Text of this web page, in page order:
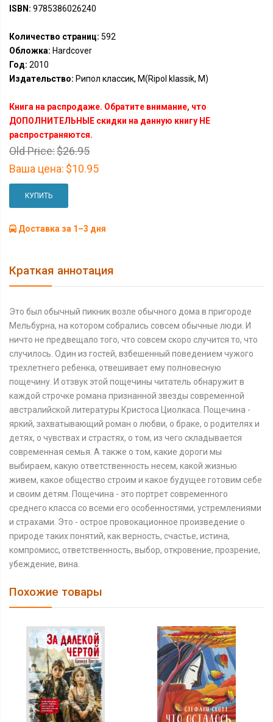
ISBN: 9785386026240
Количество страниц: 592
Обложка: Hardcover
Год: 2010
Издательство: Рипол классик, М(Ripol klassik, M)
Книга на распродаже. Обратите внимание, что
ДОПОЛНИТЕЛЬНЫЕ скидки на данную книгу НЕ
распространяются.
Old Price:$26.95
Ваша цена: $10.95
КУПИТЬ
Доставка за 1–3 дня
Краткая аннотация
Это был обычный пикник возле обычного дома в пригороде
Мельбурна, на котором собрались совсем обычные люди. И
ничто не предвещало того, что совсем скоро случится то, что
случилось. Один из гостей, взбешенный поведением чужого
трехлетнего ребенка, отвешивает ему полновесную
пощечину. И отзвук этой пощечины читатель обнаружит в
каждой строчке романа признанной звезды современной
австралийской литературы Кристоса Циолкаса. Пощечина -
яркий, захватывающий роман о любви, о браке, о родителях и
детях, о чувствах и страстях, о том, из чего складывается
современная семья. А также о том, какие дороги мы
выбираем, какую ответственность несем, какой жизнью
живем, какое общество строим и какое будущее готовим себе
и своим детям. Пощечина - это портрет современного
среднего класса со всеми его особенностями, устремлениями
и страхами. Это - острое провокационное произведение о
природе таких понятий, как верность, счастье, истина,
компромисс, ответственность, выбор, откровение, прозрение,
убеждение, вина.
Похожие товары